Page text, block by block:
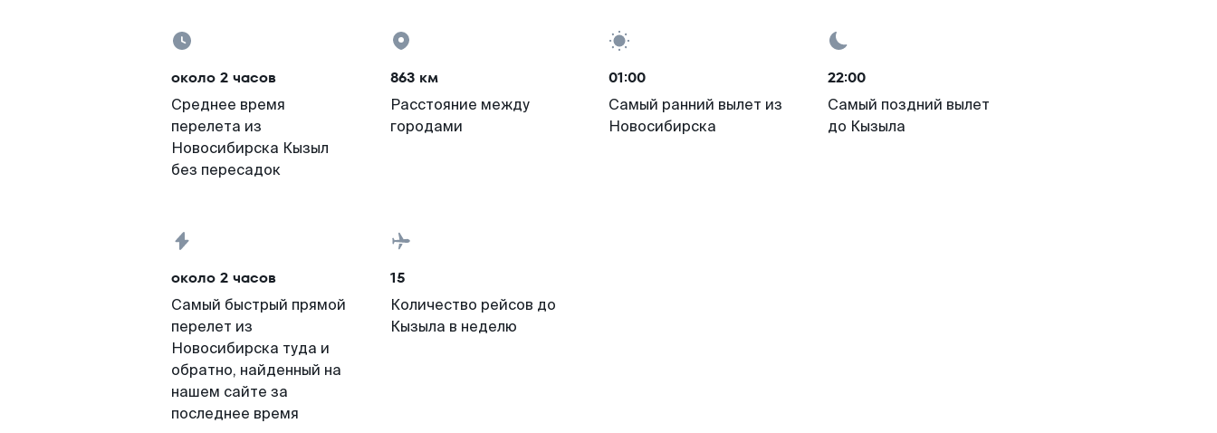
около 2 часов
Среднее время
перелета из
Новосибирска Кызыл
без пересадок
863 км
Расстояние между
городами
01:00
Самый ранний вылет из
Новосибирска
22:00
Самый поздний вылет
до Кызыла
около 2 часов
Самый быстрый прямой
перелет из
Новосибирска туда и
обратно, найденный на
нашем сайте за
последнее время
15
Количество рейсов до
Кызыла в неделю